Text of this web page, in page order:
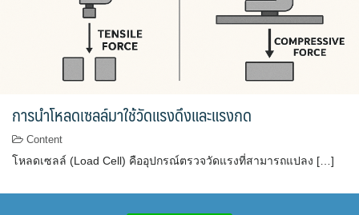
การนำโหลดเซลล์มาใช้วัดแรงดึงและแรงกด
Content
โหลดเซลล์ (Load Cell) คืออุปกรณ์ตรวจวัดแรงที่สามารถแปลง […]